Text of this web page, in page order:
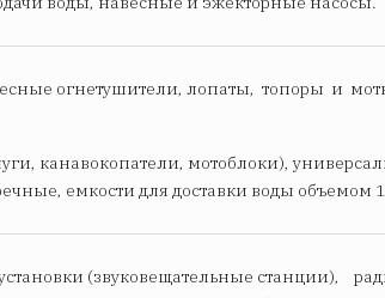
огнетушители, лопаты, топоры и
канавокопатели, мотоблоки),
емкости для доставки воды объемом
(звуковещательные станции),